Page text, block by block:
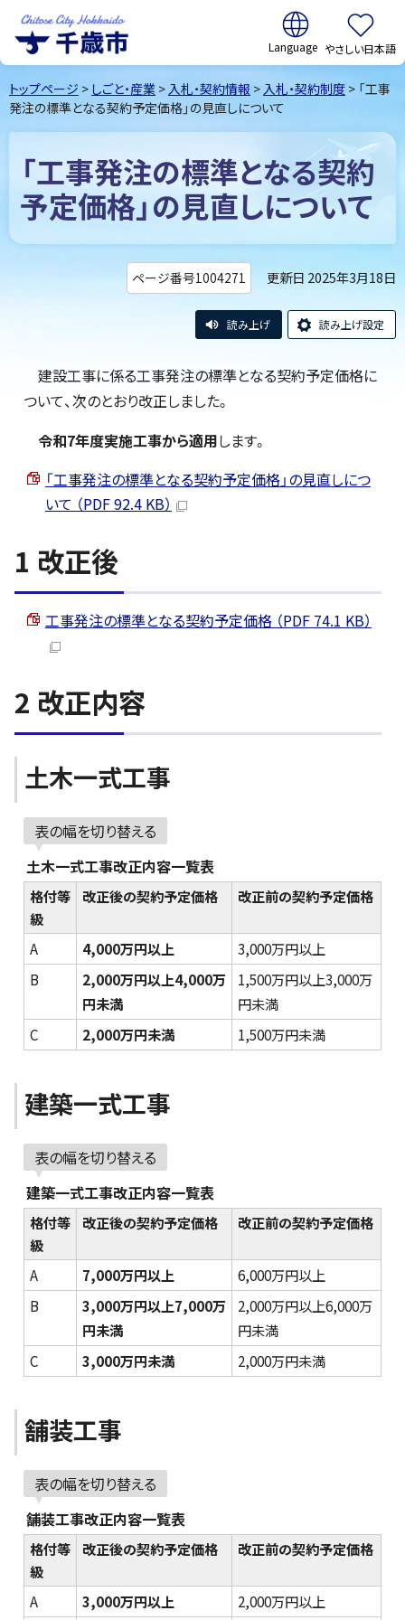
千歳市Chitose
City Hokkaido
翻訳:
やさしい日本語
トップページ > しごと・産業 >入札・契約情報 >入札・契約制度 > 「工事
発注の標準となる契約予定価格」の見直しについて
「工事発注の標準となる契約
予定価格」の見直しについて
ページ番号1004271 更新日 2025年3月18日
読み上げ 読み上げ設定
建設工事に係る工事発注の標準となる契約予定価格に
ついて、次のとおり改正しました。
令和7年度実施工事から適用します。
「工事発注の標準となる契約予定価格」の見直しにつ
いて （PDF 92.4 KB）
1 改正後
工事発注の標準となる契約予定価格 （PDF 74.1 KB）
2 改正内容
土木一式工事
表の幅を切り替える
土木一式工事改正内容一覧表
格付等
級
改正後の契約予定価格 改正前の契約予定価格
A 4,000万円以上
3,000万円以上
B
2,000万円以上4,000万
円未満
1,500万円以上3,000万
円未満
C
2,000万円未満 1,500万円未満
建築一式工事
表の幅を切り替える
建築一式工事改正内容一覧表
格付等
級
改正後の契約予定価格 改正前の契約予定価格
A 7,000万円以上
6,000万円以上
B
3,000万円以上7,000万
円未満
2,000万円以上6,000万
円未満
C
3,000万円未満 2,000万円未満
舗装工事
表の幅を切り替える
舗装工事改正内容一覧表
格付等
級
改正後の契約予定価格 改正前の契約予定価格
A 3,000万円以上 2,000万円以上